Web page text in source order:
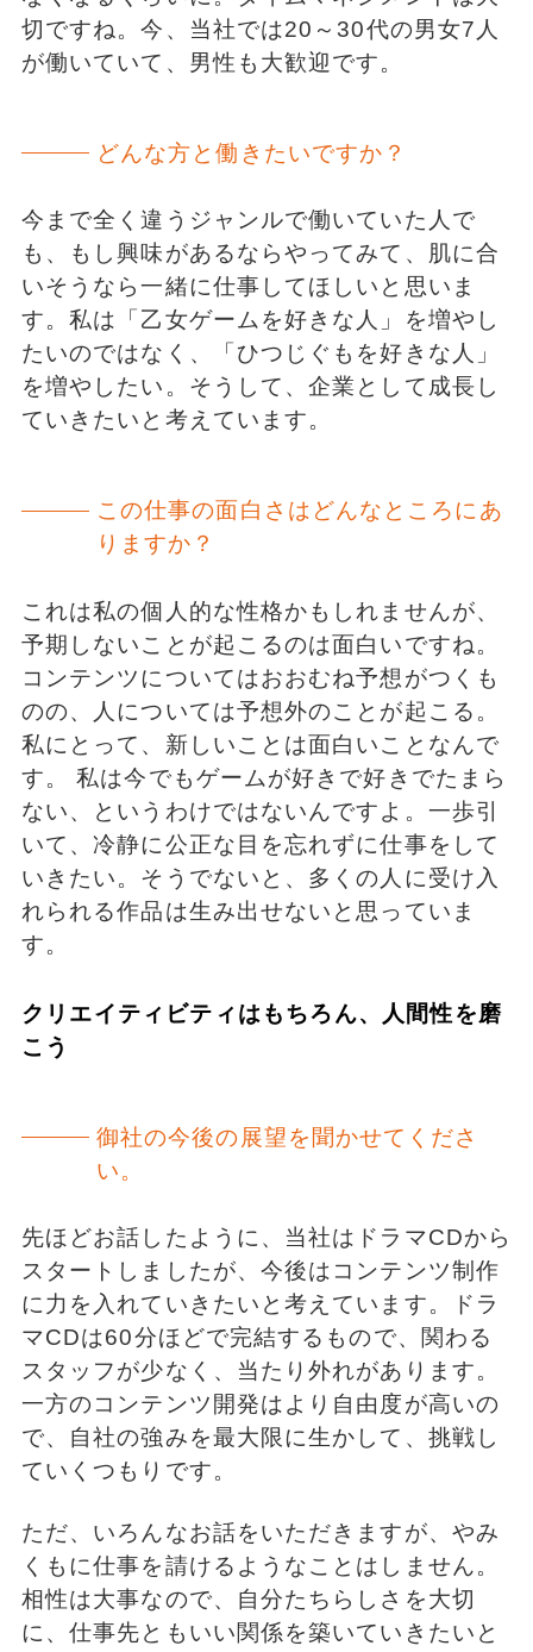
切ですね。今、当社では20～30代の男女7人
が働いていて、男性も大歓迎です。
どんな方と働きたいですか？
今まで全く違うジャンルで働いていた人で
も、もし興味があるならやってみて、肌に合
いそうなら一緒に仕事してほしいと思いま
す。私は「乙女ゲームを好きな人」を増やし
たいのではなく、「ひつじぐもを好きな人」
を増やしたい。そうして、企業として成長し
ていきたいと考えています。
この仕事の面白さはどんなところにあ
りますか？
これは私の個人的な性格かもしれませんが、
予期しないことが起こるのは面白いですね。
コンテンツについてはおおむね予想がつくも
のの、人については予想外のことが起こる。
私にとって、新しいことは面白いことなんで
す。 私は今でもゲームが好きで好きでたまら
ない、というわけではないんですよ。一歩引
いて、冷静に公正な目を忘れずに仕事をして
いきたい。そうでないと、多くの人に受け入
れられる作品は生み出せないと思っていま
す。
クリエイティビティはもちろん、人間性を磨
こう
御社の今後の展望を聞かせてくださ
い。
先ほどお話したように、当社はドラマCDから
スタートしましたが、今後はコンテンツ制作
に力を入れていきたいと考えています。ドラ
マCDは60分ほどで完結するもので、関わる
スタッフが少なく、当たり外れがあります。
一方のコンテンツ開発はより自由度が高いの
で、自社の強みを最大限に生かして、挑戦し
ていくつもりです。
ただ、いろんなお話をいただきますが、やみ
くもに仕事を請けるようなことはしません。
相性は大事なので、自分たちらしさを大切
に、仕事先ともいい関係を築いていきたいと